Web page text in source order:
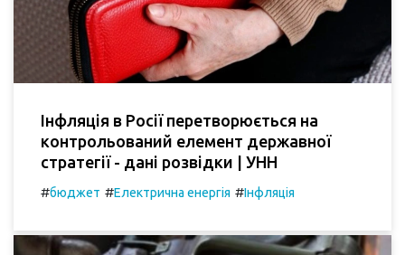
Інфляція в Росії перетворюється на
контрольований елемент державної
стратегії - дані розвідки | УНН
#бюджет #Електрична енергія #Інфляція